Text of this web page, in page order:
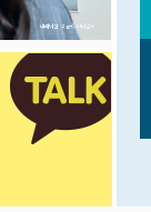
ㆍ임차보증금반환
ㆍ채권 중 회생담
ㆍ리스채권의 처
ㆍ출자전환으로
ㆍ법인회생 신청
ㆍ회생담보권, 회
ㆍ미이행쌍무계약